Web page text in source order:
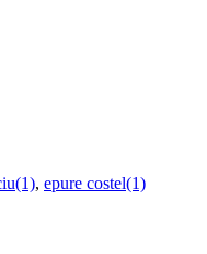
, epure costel(1)